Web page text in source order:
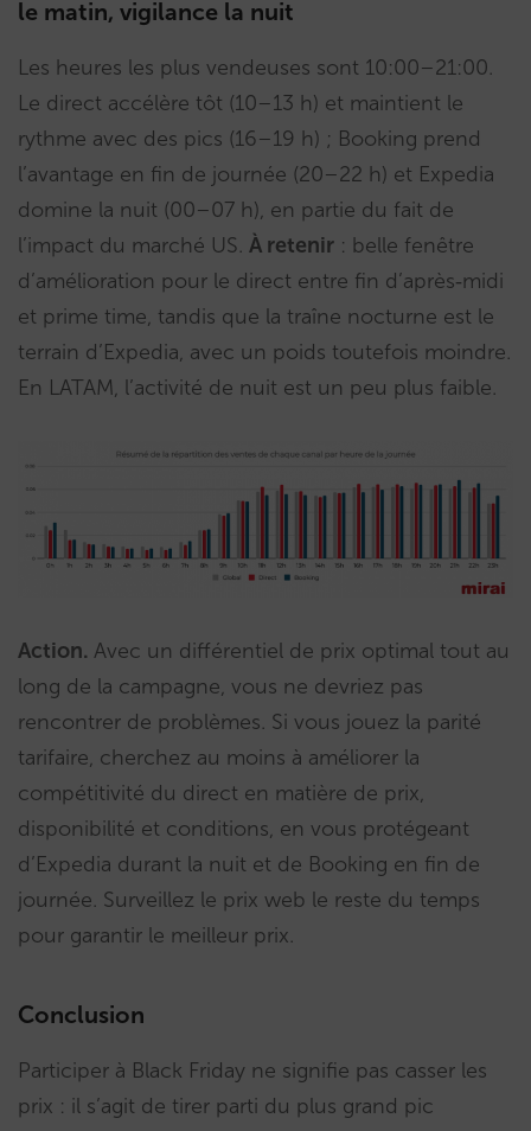
le matin, vigilance la nuit
Les heures les plus vendeuses sont 10:00–21:00.
Le direct accélère tôt (10–13 h) et maintient le
rythme avec des pics (16–19 h) ; Booking prend
l’avantage en fin de journée (20–22 h) et Expedia
domine la nuit (00–07 h), en partie du fait de
l’impact du marché US. À retenir : belle fenêtre
d’amélioration pour le direct entre fin d’après‑midi
et prime time, tandis que la traîne nocturne est le
terrain d’Expedia, avec un poids toutefois moindre.
En LATAM, l’activité de nuit est un peu plus faible.
Action. Avec un différentiel de prix optimal tout au
long de la campagne, vous ne devriez pas
rencontrer de problèmes. Si vous jouez la parité
tarifaire, cherchez au moins à améliorer la
compétitivité du direct en matière de prix,
disponibilité et conditions, en vous protégeant
d’Expedia durant la nuit et de Booking en fin de
journée. Surveillez le prix web le reste du temps
pour garantir le meilleur prix.
Conclusion
Participer à Black Friday ne signifie pas casser les
prix : il s’agit de tirer parti du plus grand pic